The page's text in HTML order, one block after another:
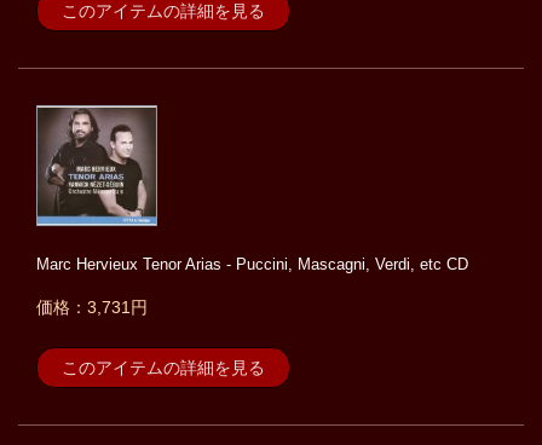
このアイテムの詳細を見る
Marc Hervieux Tenor Arias - Puccini, Mascagni, Verdi, etc CD
価格：3,731円
このアイテムの詳細を見る